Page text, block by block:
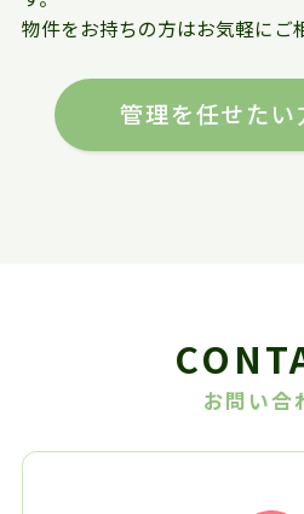
物件をお持ちの方はお気軽にご
管理を任せたい
お問い合